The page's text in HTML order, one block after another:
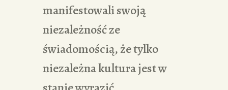
manifestowali swoją
niezależność ze
świadomością, że tylko
niezależna kultura jest w